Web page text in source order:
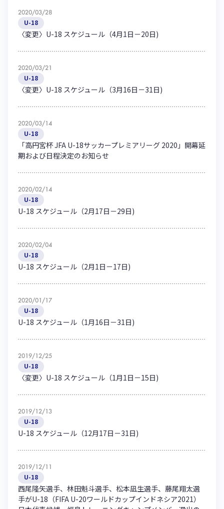
2020/03/28
U-18
〈変更〉U-18 スケジュール（4月1日－20日)
2020/03/21
U-18
〈変更〉U-18 スケジュール（3月16日－31日)
2020/03/14
U-18
「高円宮杯 JFA U-18サッカープレミアリーグ 2020」開幕延
期および日程決定のお知らせ
2020/02/14
U-18
U-18 スケジュール（2月17日－29日)
2020/02/04
U-18
U-18 スケジュール（2月1日－17日)
2020/01/17
U-18
U-18 スケジュール（1月16日－31日)
2019/12/25
U-18
〈変更〉U-18 スケジュール（1月1日－15日)
2019/12/13
U-18
U-18 スケジュール（12月17日－31日)
2019/12/11
U-18
西尾隆矢選手、林田魁斗選手、松本凪生選手、藤尾翔太選
手がU-18（FIFA U-20ワールドカップインドネシア2021）